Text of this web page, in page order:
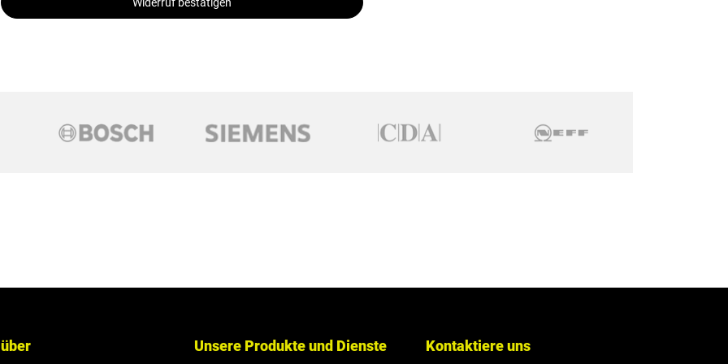
Unsere Produkte und Dienste Kontaktiere uns